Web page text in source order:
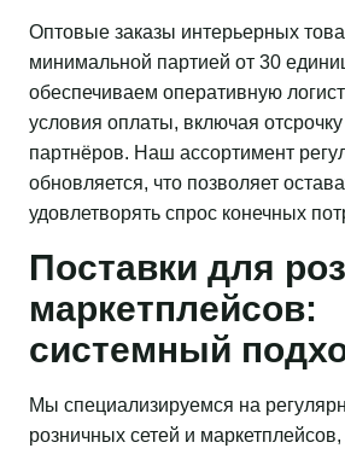
Оптовые заказы интерьерных
минимальной партией от 30
обеспечиваем оперативную
условия оплаты, включая
партнёров. Наш ассортимент
обновляется, что позволяет
удовлетворять спрос конечных
Поставки для
маркетплейсов:
системный
Мы специализируемся на
розничных сетей и